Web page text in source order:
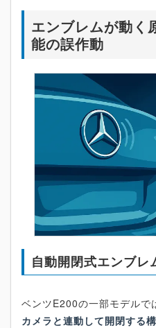
エンブレムが動
能の誤作動
自動開閉式エンブレ
ベンツE200の一部モデルで
カメラと連動して開閉する